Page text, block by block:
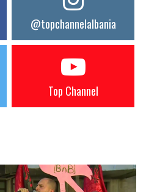
@topchannelalbania
Top Channel